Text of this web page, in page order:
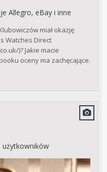
Allegro, eBay i inne
miał okazję
Watches Direct
)? Jakie macie
oceny ma zachęcające.
użytkowników